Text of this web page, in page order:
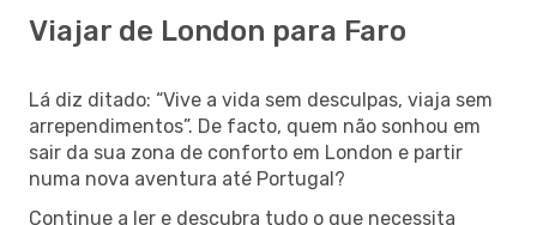
Viajar de London para Faro
Lá diz ditado: “Vive a vida sem desculpas, viaja sem
arrependimentos”. De facto, quem não sonhou em
sair da sua zona de conforto em London e partir
numa nova aventura até Portugal?
Continue a ler e descubra tudo o que necessita